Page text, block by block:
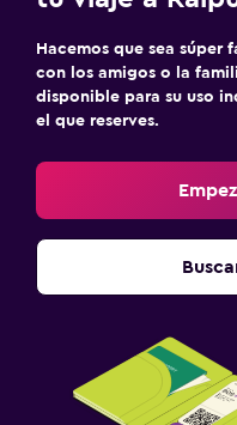
Hacemos que sea
con los amigos o la
disponible para su uso
el que reserves.